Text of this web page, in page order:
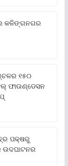
କଳିଙ୍ଗନଗର
୧୫୦
ଫାଉଣ୍ଡେସନ
ପକ୍ଷରୁ
ଉଦଘାଟନର